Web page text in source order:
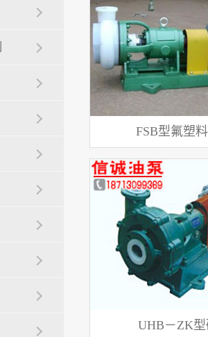
FSB型氟塑
UHB－ZK